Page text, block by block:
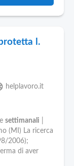
l.
helplavoro.it
settimanali
(MI) La ricerca
2006);
di aver